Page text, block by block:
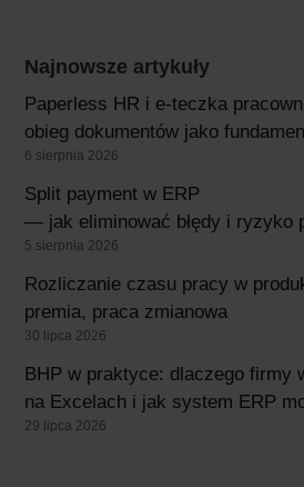
Najnowsze artykuły
Paperless HR i e-teczka
obieg dokumentów jako
6 sierpnia 2026
Split payment w ERP
— jak eliminować błędy i ryzyko
5 sierpnia 2026
Rozliczanie czasu pracy w
premia, praca zmianowa
30 lipca 2026
BHP w praktyce: dlaczego firmy
na Excelach i jak system ERP
29 lipca 2026